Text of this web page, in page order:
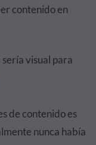
contenido en
visual para
de contenido es
nunca había